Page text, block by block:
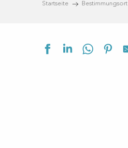
Startseite Bestimmungsort